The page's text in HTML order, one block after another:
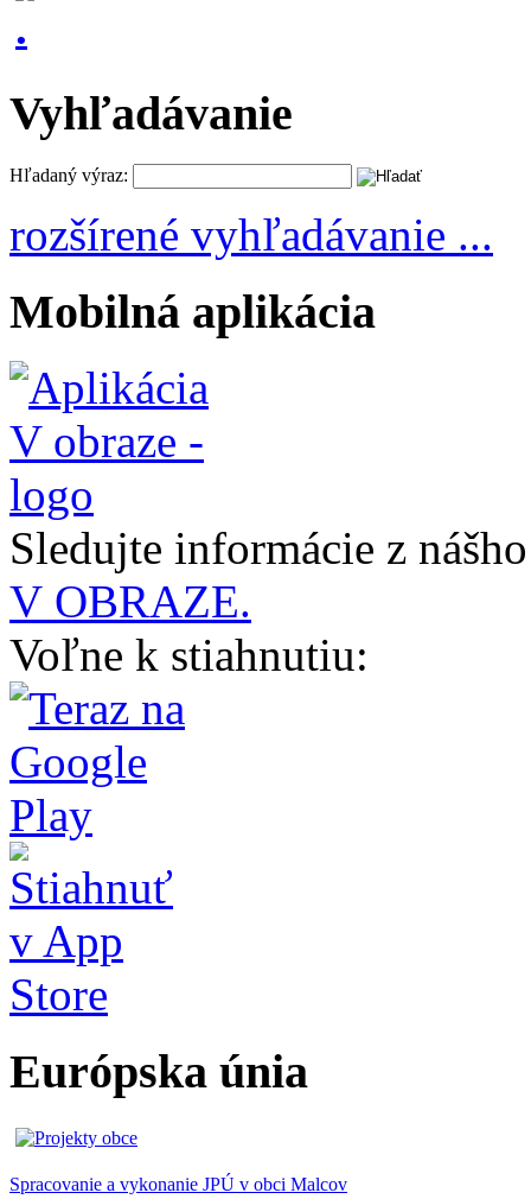
Vyhľadávanie
Hľadaný výraz:
rozšírené vyhľadávanie ...
Mobilná aplikácia
Sledujte informácie z
V OBRAZE.
Voľne k stiahnutiu:
Európska únia
Spracovanie a vykonanie JPÚ v obci Malcov